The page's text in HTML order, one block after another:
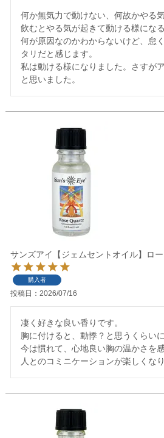
何か無気力で動けない、何故かやる
飲むとやる気が起きて動ける様にな
何が原因なのかわからないけど、怠
タリだと感じます。
私は動ける様になりました。さすが
と思いました。
サンズアイ【ジェムセントオイル】ロ
購入者
投稿日 2026/07/16
凄く好きな良い香りです。
胸に付けると、動悸？と思うくらい
今は慣れて、心地良い胸の温かさを感
人とのコミニケーションが楽しくなり